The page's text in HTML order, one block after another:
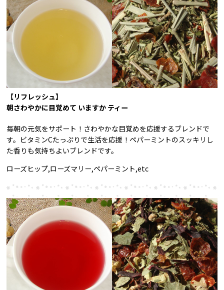
【リフレッシュ】
朝さわやかに目覚めて いますか ティー
毎朝の元気をサポート！さわやかな目覚めを応援するブレンドで
す。ビタミンCたっぷりで生活を応援！ペパーミントのスッキリし
た香りも気持ちよいブレンドです。
ローズヒップ,ローズマリー,ペパーミント,etc